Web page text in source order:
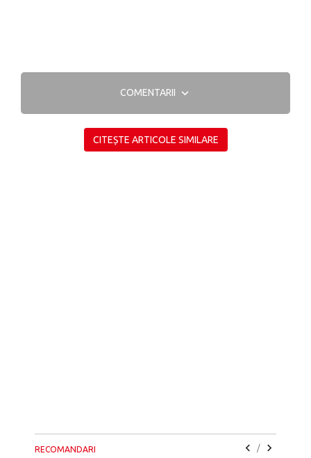
COMENTARII
CITEȘTE ARTICOLE SIMILARE
RECOMANDARI /